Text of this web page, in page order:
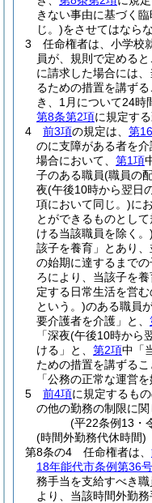
きない事由に基づく臨
じ。)をさせてはならな
3
任命権者は、小学校
員が、規則で定める
に請求した場合には
るための措置を講ず
き、1月について24時
第8条第2項に規定す
4
前3項の規定は、 第
のに支障がある者を介
場合において、 第1項
子のある職員(職員の
夜(午後10時から翌日
項において同じ。)に
とができるものとし
ける当該職員を除く。)
該子を養育」とあり、
の始期に達するまで
ろにより、当該子を
定する日常生活を営
という。)のある職員
要介護者を介護」と、
「深夜(午後10時から
ける」と、 第2項中「
ための措置を講ずる
「公務の正常な運営
5
前4項に規定するも
の他の勤務の制限に関
(平22条例13・
(時間外勤務代休時間)
第8条の4
任命権者は、
18年能代市条例第36
務手当を支給すべき
より、当該時間外勤